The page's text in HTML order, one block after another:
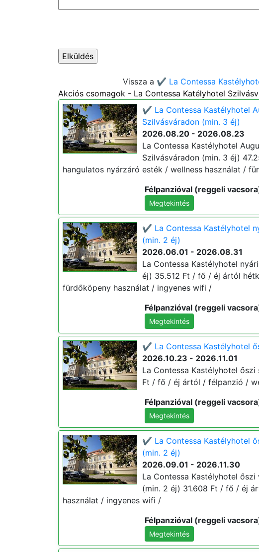
Vissza a ✔️ La Contessa
Akciós csomagok - La Contessa Katélyhotel
✔️ La Contessa Kastélyhotel
Szilvásváradon (min. 3 éj)
2026.08.20 - 2026.08.23
La Contessa Kastélyhotel
Szilvásváradon (min. 3 éj)
hangulatos nyárzáró esték / wellness használat /
Félpanzióval (reggeli
Megtekintés
✔️ La Contessa Kastélyhotel
(min. 2 éj)
2026.06.01 - 2026.08.31
La Contessa Kastélyhotel
éj) 35.512 Ft / fő / éj ártól
fürdőköpeny használat / ingyenes wifi /
Félpanzióval (reggeli
Megtekintés
✔️ La Contessa Kastélyhotel
2026.10.23 - 2026.11.01
La Contessa Kastélyhotel
Ft / fő / éj ártól / félpanzió /
Félpanzióval (reggeli
Megtekintés
✔️ La Contessa Kastélyhotel
(min. 2 éj)
2026.09.01 - 2026.11.30
La Contessa Kastélyhotel
(min. 2 éj) 31.608 Ft / fő / éj
használat / ingyenes wifi /
Félpanzióval (reggeli
Megtekintés